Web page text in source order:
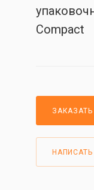
Compact